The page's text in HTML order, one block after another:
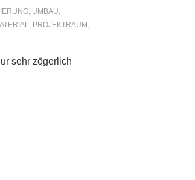
, UMBAU,
, PROJEKTRAUM ,
sehr zögerlich